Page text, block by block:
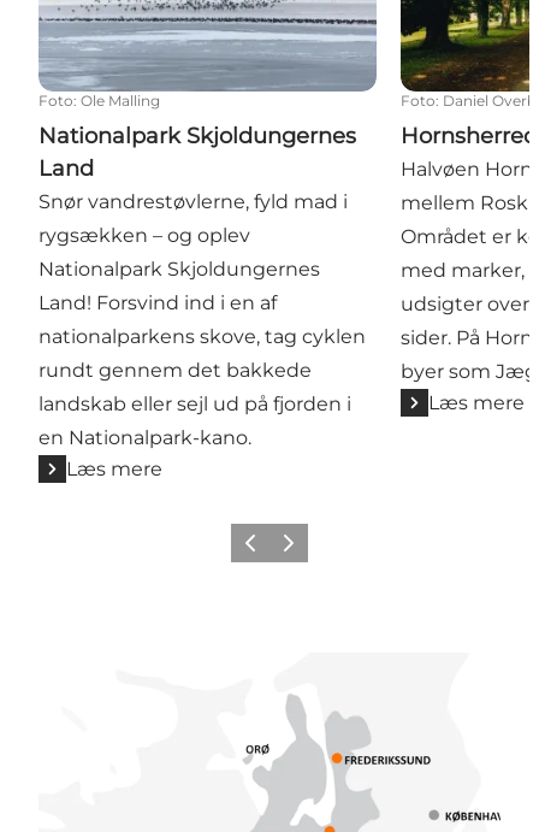
Foto: Ole Malling
Nationalpark Skjoldungernes
Land
Snør vandrestøvlerne, fyld mad i
rygsækken – og oplev
Nationalpark Skjoldungernes
Land! Forsvind ind i en af
nationalparkens skove, tag cyklen
rundt gennem det bakkede
landskab eller sejl ud på fjorden i
en Nationalpark-kano.
Læs mere
Foto: Daniel
Hornsherred
Halvøen
mellem
Området er
med marker,
udsigter over
sider. På
byer som
Læs mere
Forrige billede
Næste billede